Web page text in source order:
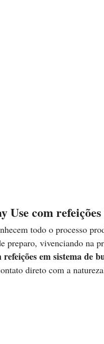
Use com
todo o processo
preparo, vivenciando na
refeições em sistema de
direto com a